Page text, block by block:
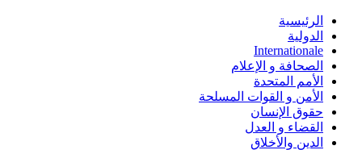
الرئيسية
الدولية
Internationale
الصحافة و الإعلام
الأمم المتحدة
الأمن و القوات المسلحة
حقوق الإنسان
القضاء و العدل
الدين والأخلاق